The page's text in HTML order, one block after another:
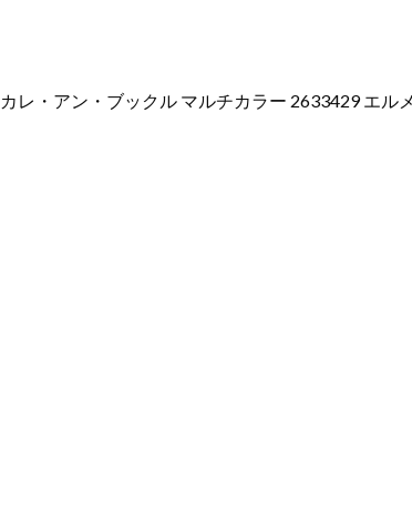
斜
レ・アン・ブックル マルチカラー 2633429 エル